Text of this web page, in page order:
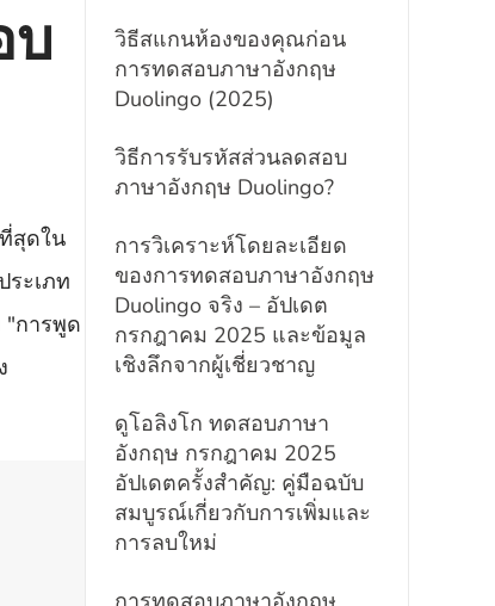
บ
สุดใน
ะเภท
"การพูด
วิธีสแกนห้องของคุณก่อน
การทดสอบภาษาอังกฤษ
Duolingo (2025)
วิธีการรับรหัสส่วนลดสอบ
ภาษาอังกฤษ Duolingo?
การวิเคราะห์โดยละเอียด
ของการทดสอบภาษาอังกฤษ
Duolingo จริง – อัปเดต
กรกฎาคม 2025 และข้อมูล
เชิงลึกจากผู้เชี่ยวชาญ
ดูโอลิงโก ทดสอบภาษา
อังกฤษ กรกฎาคม 2025
อัปเดตครั้งสำคัญ: คู่มือฉบับ
สมบูรณ์เกี่ยวกับการเพิ่มและ
การลบใหม่